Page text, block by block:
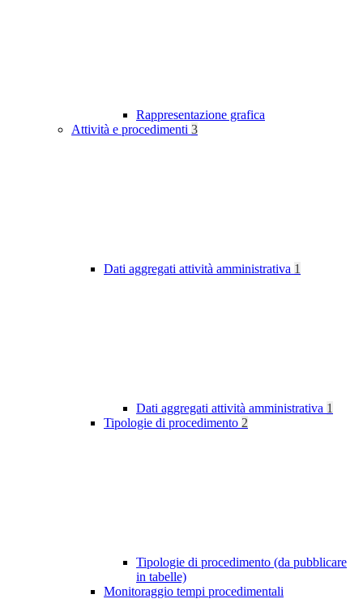
Rappresentazione grafica
Attività e procedimenti 3
Dati aggregati attività amministrativa 1
Dati aggregati attività amministrativa 1
Tipologie di procedimento 2
Tipologie di procedimento (da pubblicare
in tabelle)
Monitoraggio tempi procedimentali